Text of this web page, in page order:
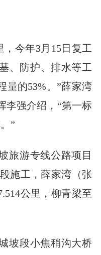
，今年3月15日复工
、防护、排水等工
量的53%。”薛家湾
李强介绍，“第一标
”
旅游专线公路项目
施工，薛家湾（张
公里，柳青梁至
坡段小焦稍沟大桥